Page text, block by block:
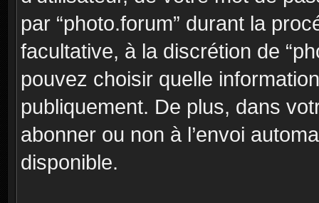
par “photo.forum” durant la
facultative, à la discrétion de
pouvez choisir quelle
publiquement. De plus, dans
abonner ou non à l’envoi
disponible.